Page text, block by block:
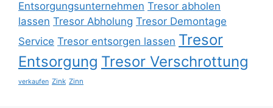
Entsorgungsunternehmen Tresor abholen
lassen Tresor Abholung Tresor Demontage
Service Tresor entsorgen lassen Tresor
Entsorgung Tresor Verschrottung
verkaufen Zink Zinn